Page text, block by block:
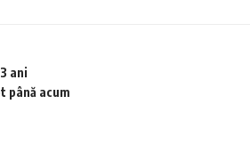
ani
până acum